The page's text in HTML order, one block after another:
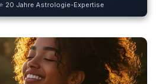
20 Jahre Astrologie-Expertise